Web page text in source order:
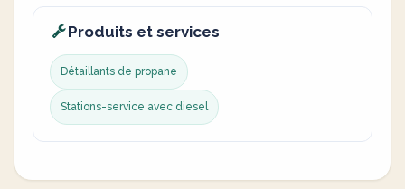
Produits et services
Détaillants de propane
Stations-service avec diesel